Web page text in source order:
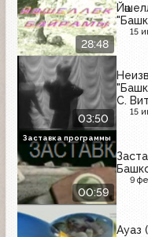
28:48
15
03:50
С.
15
00:59
9
Заставка программы
Ауаз